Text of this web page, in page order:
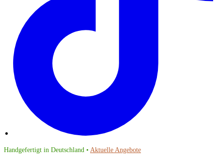
Handgefertigt in Deutschland • Aktuelle Angebote